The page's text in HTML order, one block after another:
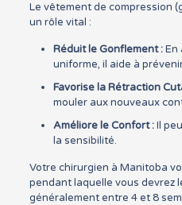
Le vêtement de compression
un rôle vital :
Réduit le Gonflement :En
uniforme, il aide à
Favorise la Rétraction
mouler aux nouveaux
Améliore le Confort :Il
la sensibilité.
Votre chirurgien à Manitoba
pendant laquelle vous devrez
généralement entre 4 et 8